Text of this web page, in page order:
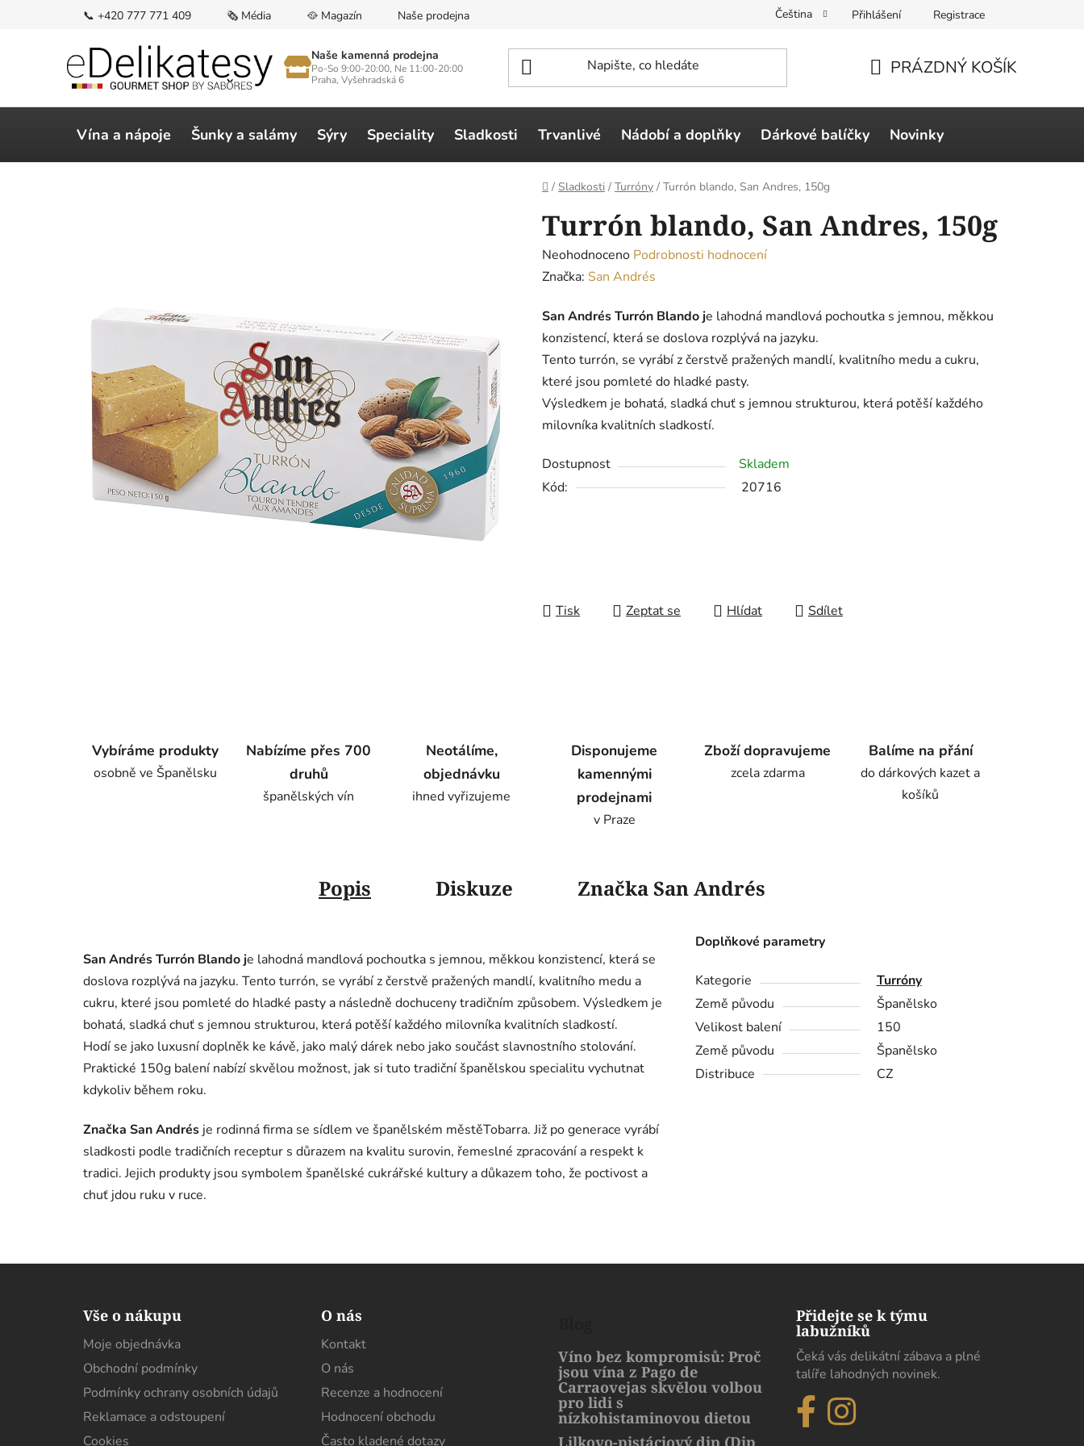
📞 +420 777 771 409 🗞️ Média 🥘 Magazín Naše prodejna Čeština Přihlášení Registrace
Naše kamenná prodejna
Po-So 9:00-20:00, Ne 11:00-20:00
Praha, Vyšehradská 6
KOŠÍK
PRÁZDNÝ KOŠÍK
Vína a nápoje Šunky a salámy Sýry Speciality Sladkosti Trvanlivé Nádobí a doplňky Dárkové balíčky Novinky
Domů
/ Sladkosti / Turróny / Turrón blando, San Andres, 150g
Turrón blando, San Andres, 150g
Průměrné
hodnocení
je
0,0
z
5
hvězdiček.
Neohodnoceno Podrobnosti hodnocení
Značka: San Andrés
San Andrés Turrón Blando je lahodná mandlová pochoutka s jemnou, měkkou
konzistencí, která se doslova rozplývá na jazyku.
Tento turrón, se vyrábí z čerstvě pražených mandlí, kvalitního medu a cukru,
které jsou pomleté do hladké pasty.
Výsledkem je bohatá, sladká chuť s jemnou strukturou, která potěší každého
milovníka kvalitních sladkostí.
Dostupnost
Skladem
Kód:
20716
Tisk Zeptat se Hlídat Sdílet
Vybíráme produkty
osobně ve Španělsku
Nabízíme přes 700
druhů
španělských vín
Neotálíme,
objednávku
ihned vyřizujeme
Disponujeme
kamennými
prodejnami
v Praze
Zboží dopravujeme
zcela zdarma
Balíme na přání
do dárkových kazet a
košíků
Popis Diskuze ZnačkaSan Andrés
San Andrés Turrón Blando je lahodná mandlová pochoutka s jemnou, měkkou konzistencí, která se
doslova rozplývá na jazyku. Tento turrón, se vyrábí z čerstvě pražených mandlí, kvalitního medu a
cukru, které jsou pomleté do hladké pasty a následně dochuceny tradičním způsobem. Výsledkem je
bohatá, sladká chuť s jemnou strukturou, která potěší každého milovníka kvalitních sladkostí.
Hodí se jako luxusní doplněk ke kávě, jako malý dárek nebo jako součást slavnostního stolování.
Praktické 150g balení nabízí skvělou možnost, jak si tuto tradiční španělskou specialitu vychutnat
kdykoliv během roku.
Značka San Andrés je rodinná firma se sídlem ve španělském městěTobarra. Již po generace vyrábí
sladkosti podle tradičních receptur s důrazem na kvalitu surovin, řemeslné zpracování a respekt k
tradici. Jejich produkty jsou symbolem španělské cukrářské kultury a důkazem toho, že poctivost a
chuť jdou ruku v ruce.
Doplňkové parametry
Kategorie
Turróny
Země původu
Španělsko
Velikost balení
150
Země původu
Španělsko
Distribuce
CZ
Vše o nákupu
Moje objednávka
Obchodní podmínky
Podmínky ochrany osobních údajů
Reklamace a odstoupení
Cookies
O nás
Kontakt
O nás
Recenze a hodnocení
Hodnocení obchodu
Často kladené dotazy
Víno bez kompromisů: Proč
jsou vína z Pago de
Carraovejas skvělou volbou
pro lidi s
nízkohistaminovou dietou
Lilkovo-pistáciový dip (Dip
Přidejte se k týmu
labužníků
Čeká vás delikátní zábava a plné
talíře lahodných novinek.